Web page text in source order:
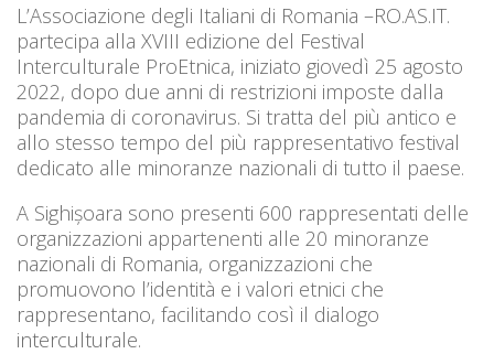
L’Associazione degli Italiani di Romania –RO.AS.IT.
partecipa alla XVIII edizione del Festival
Interculturale ProEtnica, iniziato giovedì 25 agosto
2022, dopo due anni di restrizioni imposte dalla
pandemia di coronavirus. Si tratta del più antico e
allo stesso tempo del più rappresentativo festival
dedicato alle minoranze nazionali di tutto il paese.
A Sighișoara sono presenti 600 rappresentati delle
organizzazioni appartenenti alle 20 minoranze
nazionali di Romania, organizzazioni che
promuovono l’identità e i valori etnici che
rappresentano, facilitando così il dialogo
interculturale.